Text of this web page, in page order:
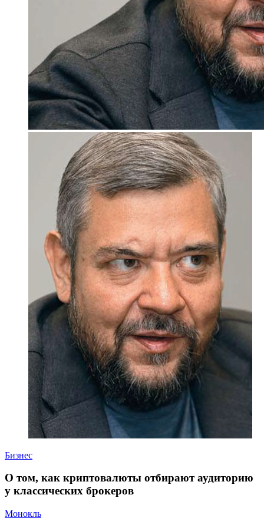
Бизнес
О том, как криптовалюты отбирают аудиторию
у классических брокеров
Монокль